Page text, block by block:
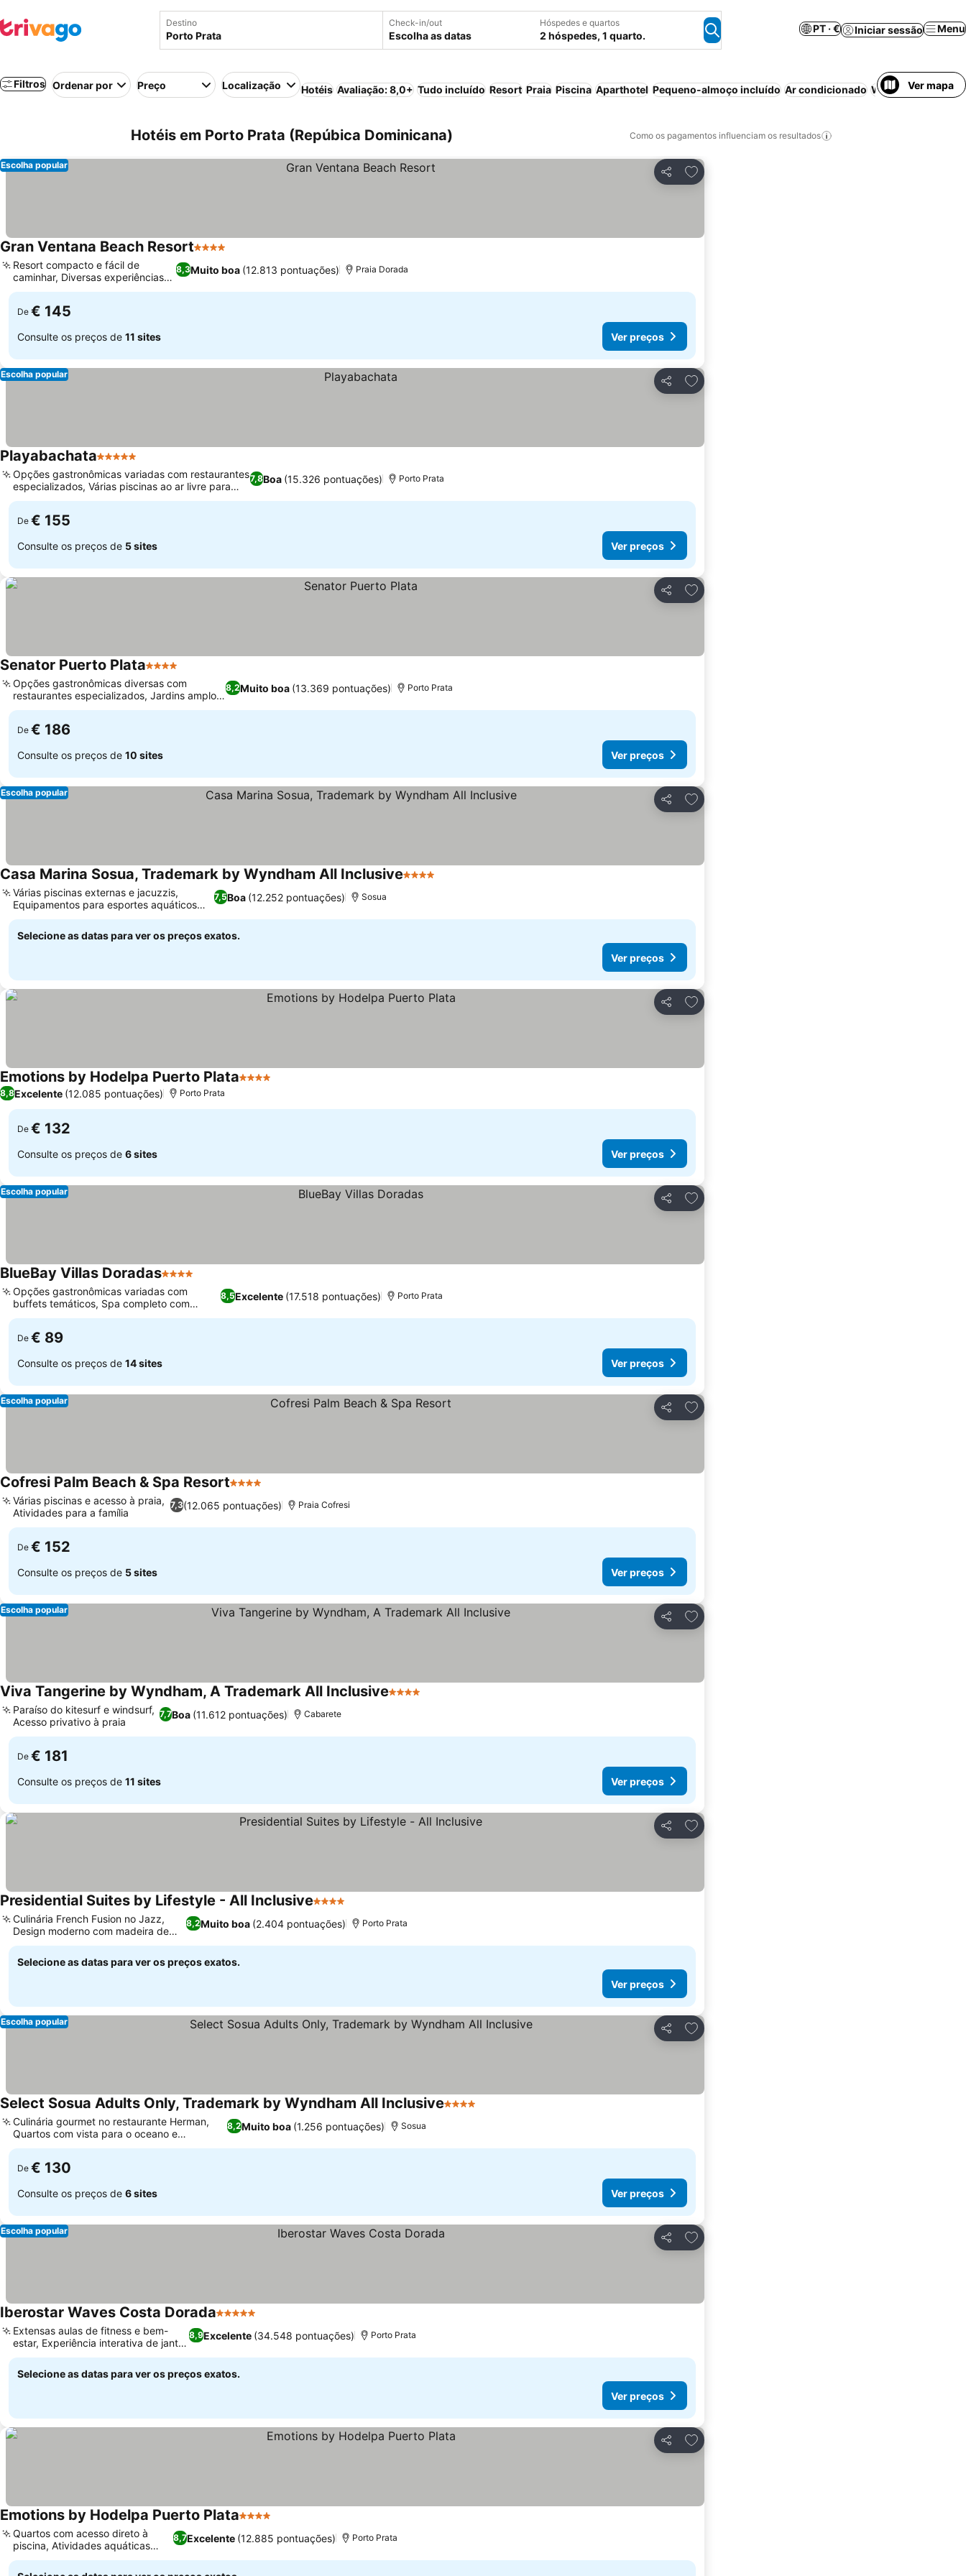
Destino Check-in/out
Escolha as datas
Hóspedes e quartos
2 hóspedes, 1 quarto.
PT · € Iniciar sessão Menu
Filtros Ordenar por Preço Localização Hotéis Avaliação: 8,0+ Tudo incluído Resort Praia Piscina Aparthotel Pequeno-almoço incluído Ar condicionado Wi-fi Apenas
Ver mapa
Hotéis em Porto Prata (Repúbica Dominicana) Como os pagamentos influenciam os resultados
Partilhar
Adicionar aos favoritos
Escolha popular
Gran Ventana Beach Resort4 Estrelas
8,3Muito boa (12.813 pontuações)
Resort compacto e fácil de
caminhar, Diversas experiências
culinárias
Praia Dorada
De € 145
Consulte os preços de 11 sites Ver preços
Partilhar
Adicionar aos favoritos
Escolha popular
Playabachata5 Estrelas
7,8Boa (15.326 pontuações)
Opções gastronômicas variadas com restaurantes
especializados, Várias piscinas ao ar livre para
todas as idades
Porto Prata
De € 155
Consulte os preços de 5 sites Ver preços
Partilhar
Adicionar aos favoritos
Senator Puerto Plata4 Estrelas
8,2Muito boa (13.369 pontuações)
Opções gastronômicas diversas com
restaurantes especializados, Jardins amplos
e vistas para o oceano
Porto Prata
De € 186
Consulte os preços de 10 sites Ver preços
Partilhar
Adicionar aos favoritos
Escolha popular
Casa Marina Sosua, Trademark by Wyndham All Inclusive4 Estrelas
7,5Boa (12.252 pontuações)
Várias piscinas externas e jacuzzis,
Equipamentos para esportes aquáticos
disponíveis
Sosua
Selecione as datas para ver os preços exatos.
Ver preços
Partilhar
Adicionar aos favoritos
Emotions by Hodelpa Puerto Plata4 Estrelas
8,8Excelente (12.085 pontuações) Porto Prata
De € 132
Consulte os preços de 6 sites Ver preços
Partilhar
Adicionar aos favoritos
Escolha popular
BlueBay Villas Doradas4 Estrelas
8,5Excelente (17.518 pontuações)
Opções gastronômicas variadas com
buffets temáticos, Spa completo com
tratamentos avançados
Porto Prata
De € 89
Consulte os preços de 14 sites Ver preços
Partilhar
Adicionar aos favoritos
Escolha popular
Cofresi Palm Beach & Spa Resort4 Estrelas
7,3(12.065 pontuações)
Várias piscinas e acesso à praia,
Atividades para a família
Praia Cofresi
De € 152
Consulte os preços de 5 sites Ver preços
Partilhar
Adicionar aos favoritos
Escolha popular
Viva Tangerine by Wyndham, A Trademark All Inclusive4 Estrelas
7,7Boa (11.612 pontuações)
Paraíso do kitesurf e windsurf,
Acesso privativo à praia
Cabarete
De € 181
Consulte os preços de 11 sites Ver preços
Partilhar
Adicionar aos favoritos
Presidential Suites by Lifestyle - All Inclusive4 Estrelas
8,2Muito boa (2.404 pontuações)
Culinária French Fusion no Jazz,
Design moderno com madeira de
cerejeira
Porto Prata
Selecione as datas para ver os preços exatos.
Ver preços
Partilhar
Adicionar aos favoritos
Escolha popular
Select Sosua Adults Only, Trademark by Wyndham All Inclusive4 Estrelas
8,2Muito boa (1.256 pontuações)
Culinária gourmet no restaurante Herman,
Quartos com vista para o oceano e
paisagens deslumbrantes
Sosua
De € 130
Consulte os preços de 6 sites Ver preços
Partilhar
Adicionar aos favoritos
Escolha popular
Iberostar Waves Costa Dorada5 Estrelas
8,9Excelente (34.548 pontuações)
Extensas aulas de fitness e bem-
estar, Experiência interativa de jantar
hibachi
Porto Prata
Selecione as datas para ver os preços exatos.
Ver preços
Partilhar
Adicionar aos favoritos
Emotions by Hodelpa Puerto Plata4 Estrelas
8,7Excelente (12.885 pontuações)
Quartos com acesso direto à
piscina, Atividades aquáticas
variadas
Porto Prata